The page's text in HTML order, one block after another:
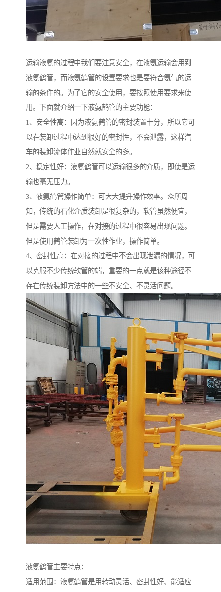
运输液氨的过程中我们要注意安全，在液氨运输会用到
液氨鹤管，而液氨鹤管的设置要求也是要符合氨气的运
输的条件的。为了它的安全使用，要按照使用要求来使
用。下面就介绍一下液氨鹤管的主要功能：
1、安全性高：因为液氨鹤管的密封装置十分，所以它可
以在装卸过程中达到很好的密封性，不会泄露，这样汽
车的装卸流体作业自然就安全的多。
2、稳定性好：液氨鹤管可以运输很多的介质，即使是运
输也毫无压力。
3、液氨鹤管操作简单：可大大提升操作效率。众所周
知，传统的石化介质装卸是很复杂的，软管虽然便宜，
但是需要人工操作，在对接的过程中很容易出现问题。
但是使用鹤管装卸为一次性作业，操作简单。
4、密封性高：在对接的过程中不会出现泄漏的情况，可
以克服不少传统软管的端，重要的一点就是该种途径不
存在传统装卸方法中的一些不安全、不灵活问题。
液氨鹤管主要特点：
适用范围：液氨鹤管是用转动灵活、密封性好、能适应